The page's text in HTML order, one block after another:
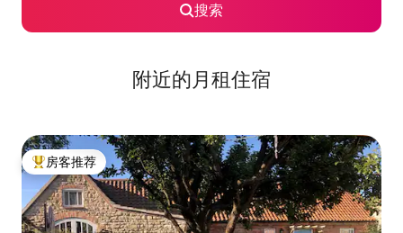
搜索
附近的月租住宿
热门「房客推荐」
房客推荐